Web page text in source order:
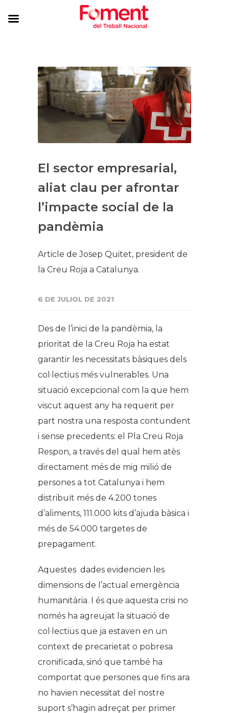
El sector empresarial,
aliat clau per afrontar
l’impacte social de la
pandèmia
Article de Josep Quitet, president de
la Creu Roja a Catalunya.
6 DE JULIOL DE 2021
Des de l’inici de la pandèmia, la
prioritat de la Creu Roja ha estat
garantir les necessitats bàsiques dels
col·lectius més vulnerables. Una
situació excepcional com la que hem
viscut aquest any ha requerit per
part nostra una resposta contundent
i sense precedents: el Pla Creu Roja
Respon, a través del qual hem atès
directament més de mig milió de
persones a tot Catalunya i hem
distribuït més de 4.200 tones
d’aliments, 111.000 kits d’ajuda bàsica i
més de 54.000 targetes de
prepagament.
Aquestes dades evidencien les
dimensions de l’actual emergència
humanitària. I és que aquesta crisi no
només ha agreujat la situació de
col·lectius que ja estaven en un
context de precarietat o pobresa
cronificada, sinó que també ha
comportat que persones que fins ara
no havien necessitat del nostre
suport s’hagin adreçat per primer